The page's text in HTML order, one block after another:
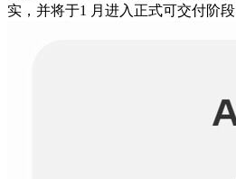
实，并将于1 月进入正式可交付阶段